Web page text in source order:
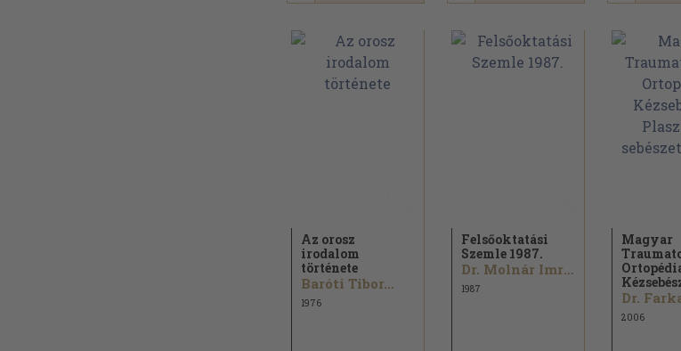
Az orosz
irodalom
története
Baróti Tibor...
1976
Felsőoktatási
Szemle 1987.
Dr. Molnár Imre...
1987
Magyar
2006